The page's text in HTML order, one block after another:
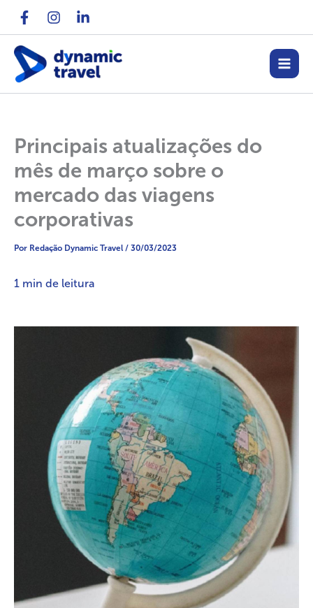
conteúdo
Principais atualizações do
mês de março sobre o
mercado das viagens
corporativas
Por Redação Dynamic Travel / 30/03/2023
1 min de leitura